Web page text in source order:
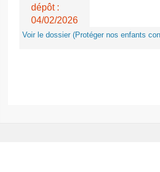
dépôt :
04/02/2026
Voir le dossier (Protéger nos enfants